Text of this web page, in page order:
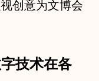
创意为文博会
技术在各